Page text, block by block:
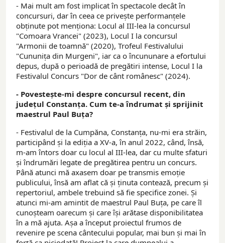
- Mai mult am fost implicat în spectacole decât în
concursuri, dar în ceea ce privește performanțele
obținute pot menționa: Locul al III-lea la concursul
"Comoara Vrancei" (2023), Locul I la concursul
"Armonii de toamnă" (2020), Trofeul Festivalului
"Cununița din Murgeni", iar ca o încununare a efortului
depus, după o perioadă de pregătiri intense, Locul I la
Festivalul Concurs "Dor de cânt românesc" (2024).
- Povestește-mi despre concursul recent, din
județul Constanța. Cum te-a îndrumat și sprijinit
maestrul Paul Buța?
- Festivalul de la Cumpăna, Constanța, nu-mi era străin,
participând și la ediția a XV-a, în anul 2022, când, însă,
m-am întors doar cu locul al III-lea, dar cu multe sfaturi
și îndrumări legate de pregătirea pentru un concurs.
Până atunci mă axasem doar pe transmis emoție
publicului, însă am aflat că și ținuta contează, precum și
repertoriul, ambele trebuind să fie specifice zonei. Și
atunci mi-am amintit de maestrul Paul Buța, pe care îl
cunoșteam oarecum și care își arătase disponibilitatea
în a mă ajuta. Așa a început proiectul frumos de
revenire pe scena cântecului popular, mai bun și mai în